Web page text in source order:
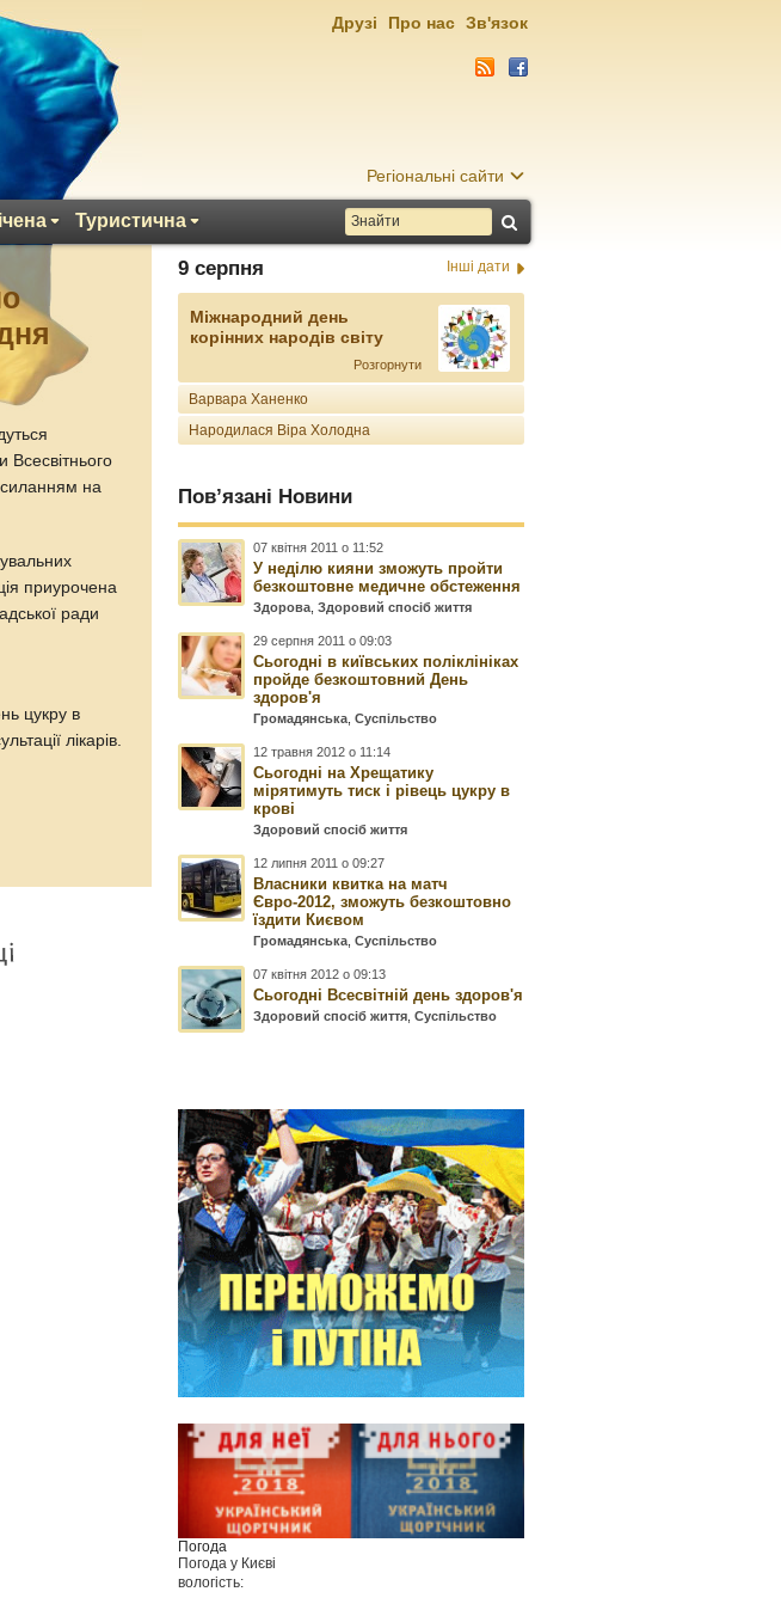
Регіональні сайти
Туристична
Друзі Про нас Зв'язок
Всесвітнього
на
приурочена
ради
цукру в
лікарів.
9 серпня Інші дати
Міжнародний день
корінних народів світу
Розгорнути
Варвара Ханенко
Народилася Віра Холодна
Пов’язані Новини
07 квітня 2011 о 11:52
У неділю кияни зможуть пройти
безкоштовне медичне обстеження
Здорова ,Здоровий спосіб життя
29 серпня 2011 о 09:03
Сьогодні в київських поліклініках
пройде безкоштовний День
здоров'я
Громадянська ,Суспільство
12 травня 2012 о 11:14
Сьогодні на Хрещатику
мірятимуть тиск і рівець цукру в
крові
Здоровий спосіб життя
12 липня 2011 о 09:27
Власники квитка на матч
Євро-2012, зможуть безкоштовно
їздити Києвом
Громадянська ,Суспільство
07 квітня 2012 о 09:13
Сьогодні Всесвітній день здоров'я
Здоровий спосіб життя ,Суспільство
Погода
Погода у Києві
вологість: